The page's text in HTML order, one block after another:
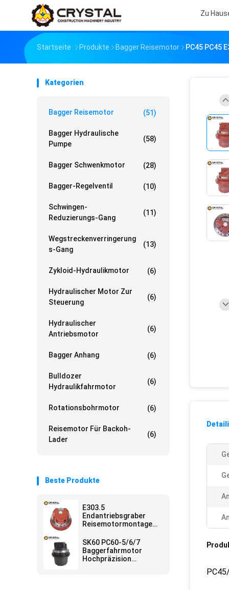
Zu
Startseite Produkte Bagger Reisemotor PC45 PC45
Kategorien
Bagger Reisemotor (51)
Bagger Hydraulische
Pumpe
(58)
Bagger Schwenkmotor (28)
Bagger-Regelventil (10)
Schwingen-
Reduzierungs-Gang
(11)
Wegstreckenverringerung
S-Gang
(13)
Zykloid-Hydraulikmotor (6)
Hydraulischer Motor Zur
Steuerung
(6)
Hydraulischer
Antriebsmotor
(6)
Bagger Anhang (6)
Bulldozer
Hydraulikfahrmotor
(6)
Rotationsbohrmotor (6)
Reisemotor Für Backoh-
Lader
(6)
Beste Produkte
E303.5
Endantriebsgraber
Reisemotormontage
SK60 PC60-5/6/7
Baggerfahrmotor
Hochpräzision